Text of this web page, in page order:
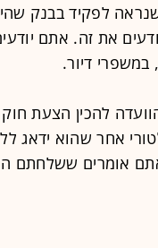
לפקיד בבנק
את זה. אתם
במשפרי דיור.
להכין הצעת
אחר שהוא ידאג
אומרים ששלחתם